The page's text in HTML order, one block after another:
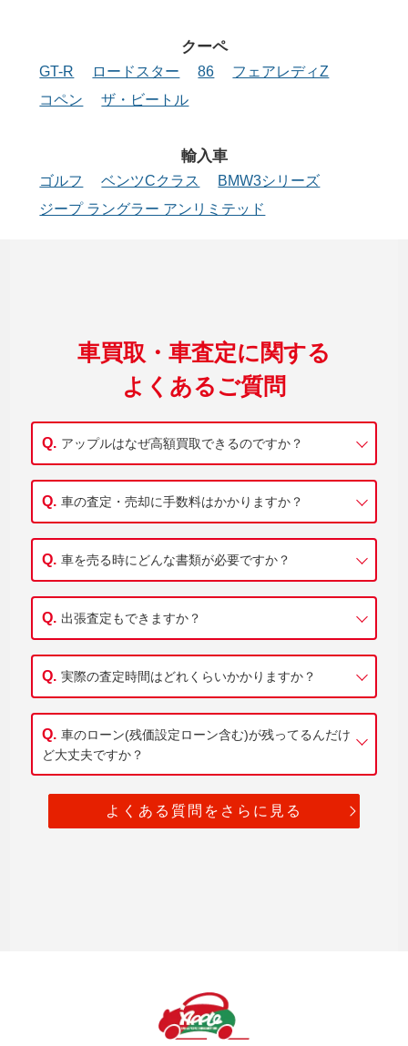
クーペ
GT-R ロードスター 86
フェアレディZ
コペン
ザ・ビートル
輸入車
ゴルフ ベンツCクラス
BMW3シリーズ
ジープ ラングラー アンリミテッド
車買取・車査定に関する
よくあるご質問
アップルはなぜ高額買取できるのですか？
車の査定・売却に手数料はかかりますか？
車を売る時にどんな書類が必要ですか？
出張査定もできますか？
実際の査定時間はどれくらいかかりますか？
車のローン(残価設定ローン含む)が残ってるんだけ
ど大丈夫ですか？
よくある質問をさらに見る